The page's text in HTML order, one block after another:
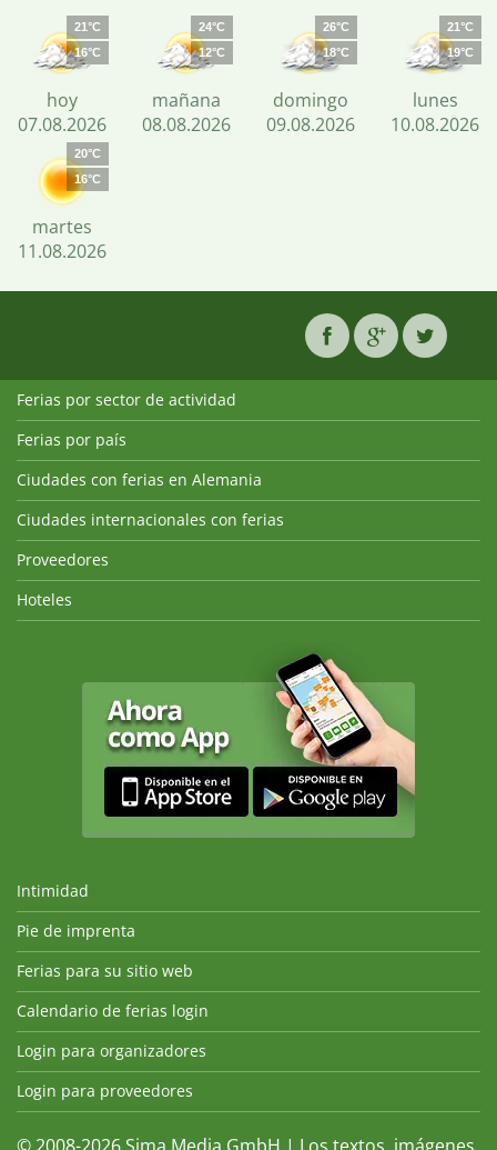
21°C
16°C
hoy
07.08.2026
24°C
12°C
mañana
08.08.2026
26°C
18°C
domingo
09.08.2026
21°C
19°C
lunes
10.08.2026
20°C
16°C
martes
11.08.2026
Ferias por sector de actividad
Ferias por país
Ciudades con ferias en Alemania
Ciudades internacionales con ferias
Proveedores
Hoteles
Intimidad
Pie de imprenta
Ferias para su sitio web
Calendario de ferias login
Login para organizadores
Login para proveedores